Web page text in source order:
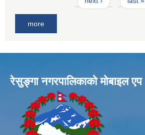
more
रेसुङ्गा नगरपालिकाकाे माेबाइल एप